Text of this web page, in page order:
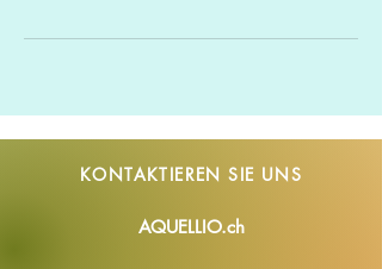
KONTAKTIEREN SIE UNS
AQUELLIO.ch